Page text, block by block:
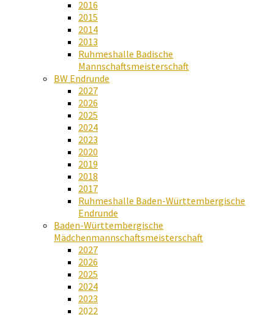
2016
2015
2014
2013
Ruhmeshalle Badische
Mannschaftsmeisterschaft
BW Endrunde
2027
2026
2025
2024
2023
2020
2019
2018
2017
Ruhmeshalle Baden-Württembergische
Endrunde
Baden-Württembergische
Mädchenmannschaftsmeisterschaft
2027
2026
2025
2024
2023
2022